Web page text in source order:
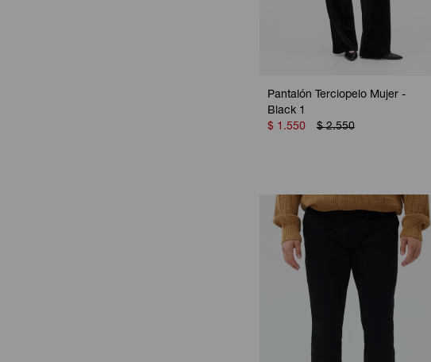
Pantalón Terciopelo Mujer -
Black 1
$ 1.550 $ 2.550